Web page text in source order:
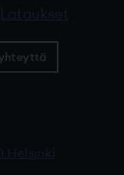
Lataukset
Linkki
Linkki
Helsinki